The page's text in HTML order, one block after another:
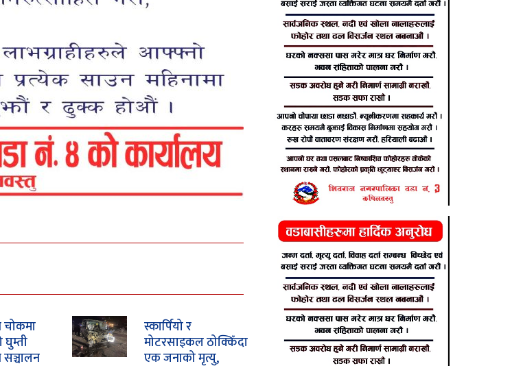
चोकमा स्कार्पियो र
मोटरसाइकल ठोक्किँदा
एक जनाको मृत्यु,